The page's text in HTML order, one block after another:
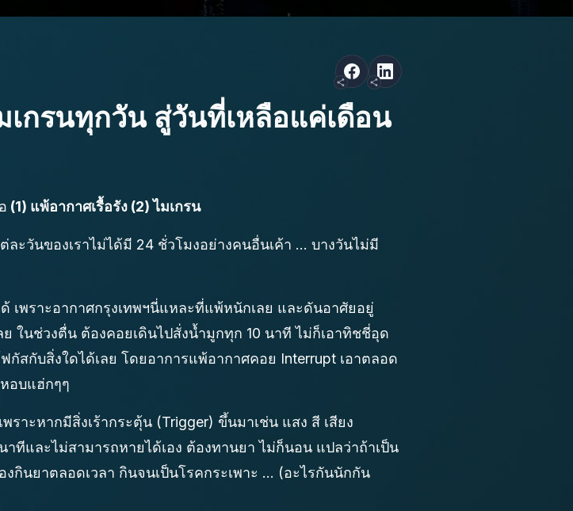
กรนทุกวัน สู่วันที่เหลือแค่เดือน
(1) แพ้อากาศเรื้อรัง (2) ไมเกรน
ะวันของเราไม่ได้มี 24 ชั่วโมงอย่างคนอื่นเค้า ... บางวันไม่มี
เพราะอากาศกรุงเทพฯนี่แหละที่แพ้หนักเลย และดันอาศัยอยู่
ในช่วงตื่น ต้องคอยเดินไปสั่งน้ำมูกทุก 10 นาที ไม่ก็เอาทิชชี่อุด
กัสกับสิ่งใดได้เลย โดยอาการแพ้อากาศคอย Interrupt เอาตลอด
อบแฮ่กๆๆ
ราะหากมีสิ่งเร้ากระตุ้น (Trigger) ขึ้นมาเช่น แสง สี เสียง
ทีและไม่สามารถหายได้เอง ต้องทานยา ไม่ก็นอน แปลว่าถ้าเป็น
กินยาตลอดเวลา กินจนเป็นโรคกระเพาะ ... (อะไรกันนักกัน